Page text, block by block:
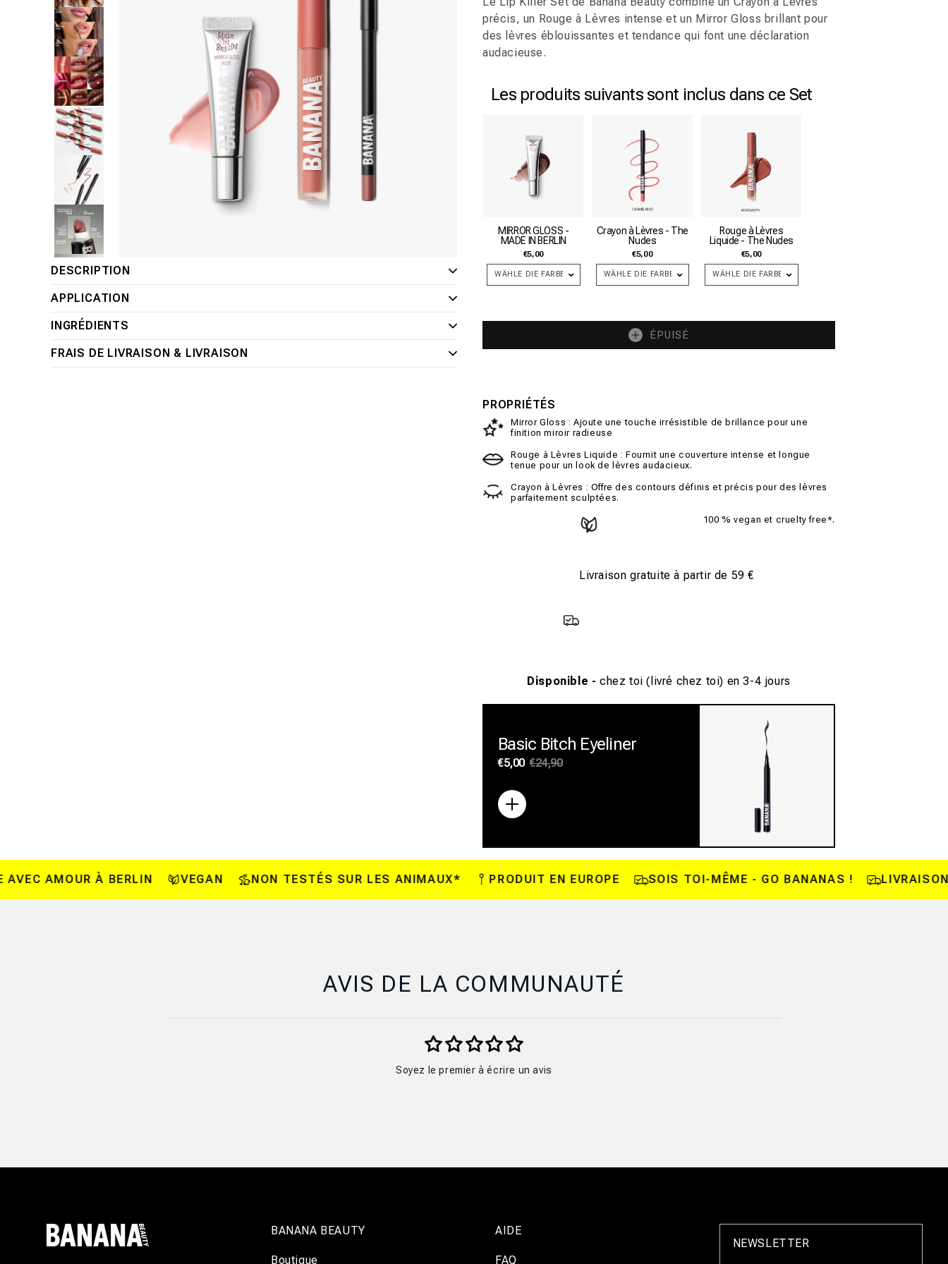
Ouvrir
le
média
1
dans
une
fenêtre
DESCRIPTION
APPLICATION
INGRÉDIENTS
FRAIS DE LIVRAISON & LIVRAISON
précis, un Rouge à Lèvres intense et un Mirror Gloss brillant pour
des lèvres éblouissantes et tendance qui font une déclaration
audacieuse.
Livraison gratuite à partir de 59 €
Disponible - chez toi (livré chez toi) en 3-4 jours
PROPRIÉTÉS
Mirror Gloss : Ajoute une touche irrésistible de brillance pour une
finition miroir radieuse
Rouge à Lèvres Liquide : Fournit une couverture intense et longue
tenue pour un look de lèvres audacieux.
Crayon à Lèvres : Offre des contours définis et précis pour des lèvres
parfaitement sculptées.
100 % vegan et cruelty free*.
Basic Bitch Eyeliner
Prix
€5,00 Prix
€24,90
Les produits suivants sont inclus dans ce Set
MIRROR GLOSS -
MADE IN BERLIN
€5,00
WÄHLE DIE FARBE
Crayon à Lèvres - The
Nudes
€5,00
WÄHLE DIE FARBE
Rouge à Lèvres
Liquide - The Nudes
€5,00
WÄHLE DIE FARBE
ÉPUISÉ
AMOUR À BERLIN VEGAN NON TESTÉS SUR LES ANIMAUX* PRODUIT EN EUROPE SOIS TOI-MÊME - GO BANANAS ! LIVRAISON
AVIS DE LA COMMUNAUTÉ
Soyez le premier à écrire un avis
BANANA BEAUTY
Boutique
AIDE
FAQ
NEWSLETTER